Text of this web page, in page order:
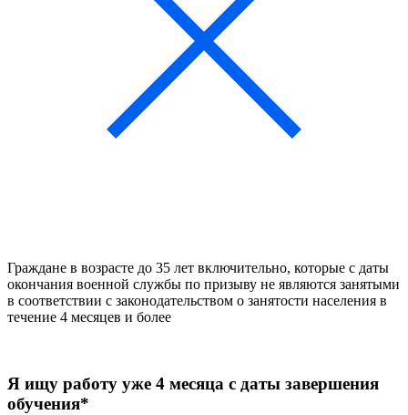
Граждане в возрасте до 35 лет включительно, которые с даты
окончания военной службы по призыву не являются занятыми
в соответствии с законодательством о занятости населения в
течение 4 месяцев и более
Я ищу работу уже 4 месяца с даты завершения
обучения*